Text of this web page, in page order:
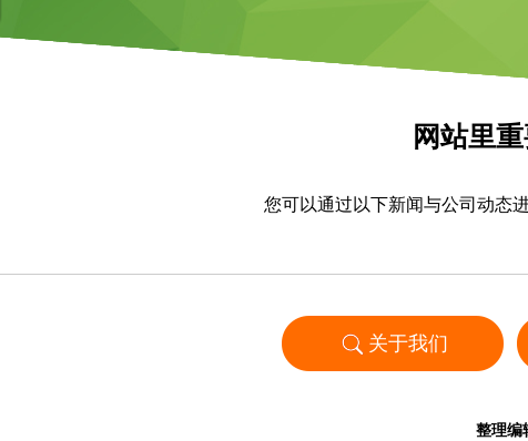
网站里
您可以通过以下新闻与公司动态
关于我们
整理编